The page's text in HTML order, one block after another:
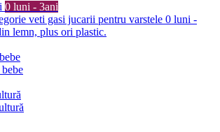
0 luni - 3ani
veti gasi jucarii pentru varstele 0 luni -
lemn, plus ori plastic.